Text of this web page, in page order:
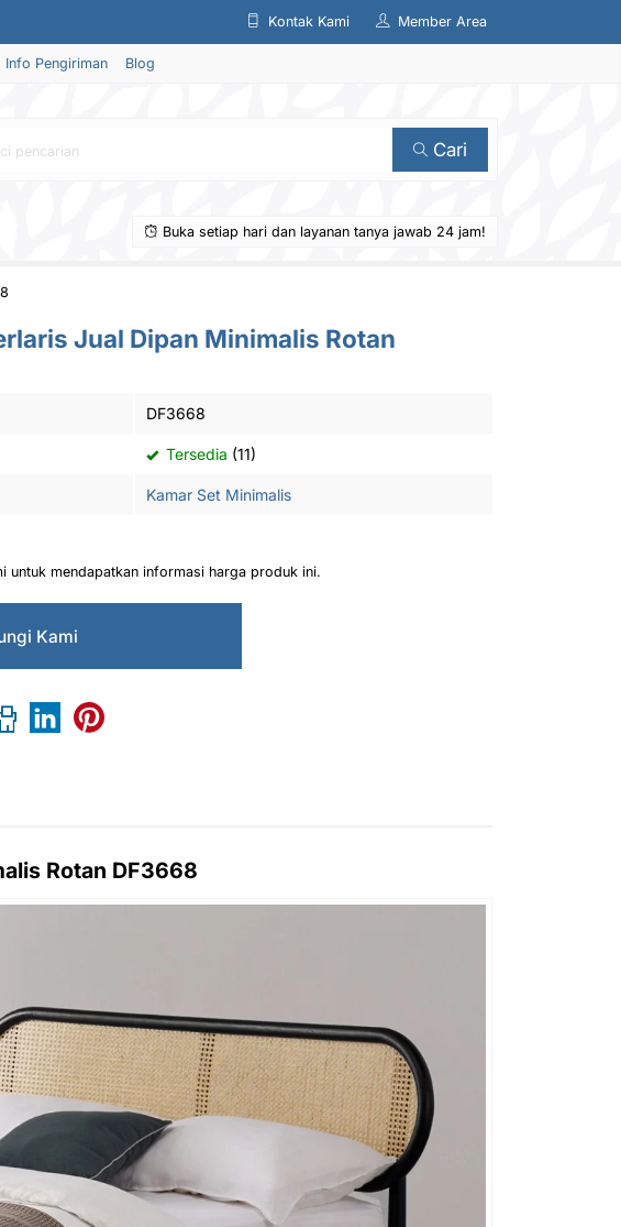
Kontak Kami Member Area
Info Pengiriman Blog
Cari
Buka setiap hari dan layanan tanya jawab 24 jam!
Jual Dipan Minimalis Rotan
DF3668
Tersedia (11)
Kamar Set Minimalis
untuk mendapatkan informasi harga produk ini.
Kami
Rotan DF3668